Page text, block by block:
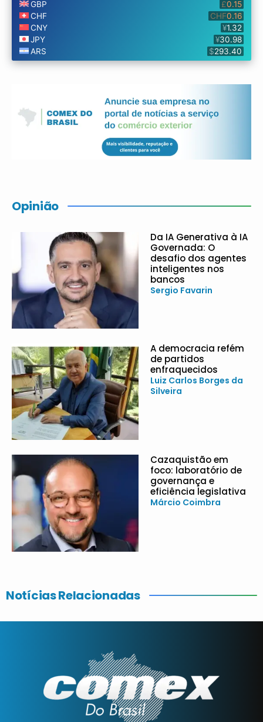
Opinião
Da IA Generativa à IA
Governada: O
desafio dos agentes
inteligentes nos
bancos
Sergio Favarin
A democracia refém
de partidos
enfraquecidos
Luiz Carlos Borges da
Silveira
Cazaquistão em
foco: laboratório de
governança e
eficiência legislativa
Márcio Coimbra
Notícias Relacionadas